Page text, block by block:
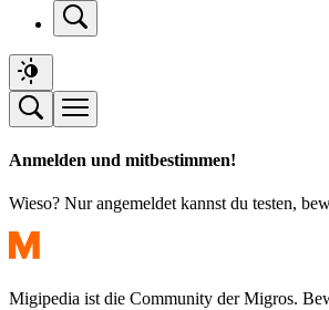
Anmelden und mitbestimmen!
Wieso? Nur angemeldet kannst du testen,
Migipedia ist die Community der Migros.